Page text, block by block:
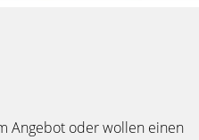
Angebot oder wollen einen